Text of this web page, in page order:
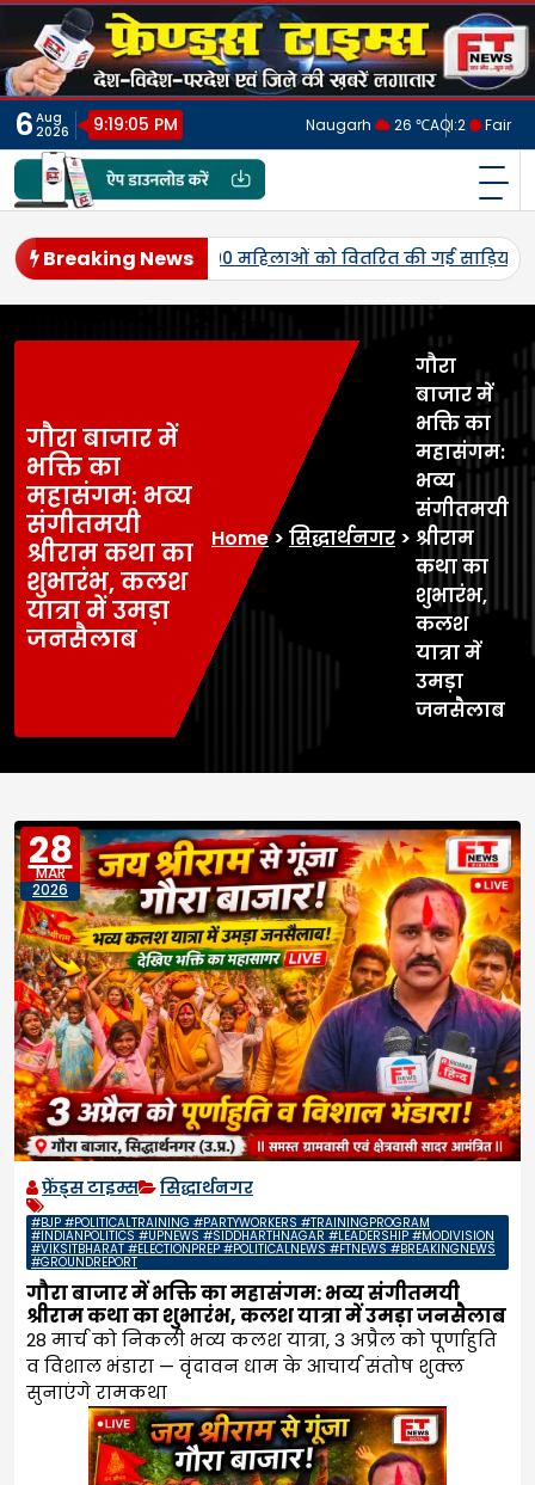
Skip
content
6 Aug
2026
9:19:08 PM Naugarh 26 ℃AQI:2 Fair
फ्रेंड्स टाइम्स
Breaking News
घर तिरंगा-तिरंगा यात्रा’ अभियान के जरिए पूरे क्षेत्र को
गौरा बाजार में
भक्ति का
महासंगम: भव्य
संगीतमयी
श्रीराम कथा का
शुभारंभ, कलश
यात्रा में उमड़ा
जनसैलाब
Home> सिद्धार्थनगर >
गौरा
बाजार में
भक्ति का
महासंगम:
भव्य
संगीतमयी
श्रीराम
कथा का
शुभारंभ,
कलश
यात्रा में
उमड़ा
जनसैलाब
28
MAR
2026
फ्रेंड्स टाइम्स सिद्धार्थनगर
#BJP #POLITICALTRAINING #PARTYWORKERS #TRAININGPROGRAM
#INDIANPOLITICS #UPNEWS #SIDDHARTHNAGAR #LEADERSHIP #MODIVISION
#VIKSITBHARAT #ELECTIONPREP #POLITICALNEWS #FTNEWS #BREAKINGNEWS
#GROUNDREPORT
गौरा बाजार में भक्ति का महासंगम: भव्य संगीतमयी
श्रीराम कथा का शुभारंभ, कलश यात्रा में उमड़ा जनसैलाब
28 मार्च को निकली भव्य कलश यात्रा, 3 अप्रैल को पूर्णाहुति
व विशाल भंडारा — वृंदावन धाम के आचार्य संतोष शुक्ल
सुनाएंगे रामकथा